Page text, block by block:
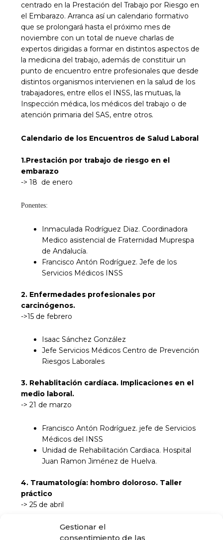
Gestionar el
consentimiento de las
centrado en la Prestación del Trabajo por Riesgo en
el Embarazo. Arranca así un calendario formativo
que se prolongará hasta el próximo mes de
noviembre con un total de nueve charlas de
expertos dirigidas a formar en distintos aspectos de
la medicina del trabajo, además de constituir un
punto de encuentro entre profesionales que desde
distintos organismos intervienen en la salud de los
trabajadores, entre ellos el INSS, las mutuas, la
Inspección médica, los médicos del trabajo o de
atención primaria del SAS, entre otros.
Calendario de los Encuentros de Salud Laboral
1.Prestación por trabajo de riesgo en el
embarazo
-> 18 de enero
Ponentes:
Inmaculada Rodríguez Diaz. Coordinadora
Medico asistencial de Fraternidad Muprespa
de Andalucía.
Francisco Antón Rodríguez. Jefe de los
Servicios Médicos INSS
2. Enfermedades profesionales por
carcinógenos.
->15 de febrero
Isaac Sánchez González
Jefe Servicios Médicos Centro de Prevención
Riesgos Laborales
3. Rehablitación cardíaca. Implicaciones en el
medio laboral.
-> 21 de marzo
Francisco Antón Rodríguez. jefe de Servicios
Médicos del INSS
Unidad de Rehabilitación Cardiaca. Hospital
Juan Ramon Jiménez de Huelva.
4. Traumatología: hombro doloroso. Taller
práctico
-> 25 de abril
Sebastián Rodríguez . Traumatólogo